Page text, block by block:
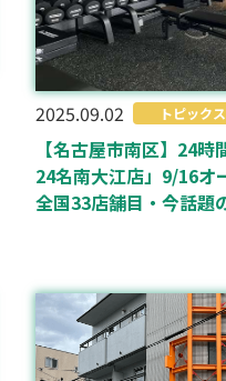
2025.09.02 トピックス
【名古屋市南区】24
24名南大江店」9/16オ
全国33店舗目・今話題